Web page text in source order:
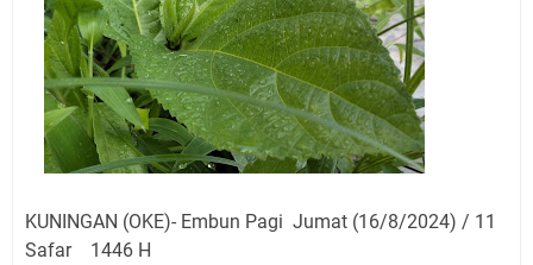
Rabu 5 Agustus 2026 Masing-masing Dua Acara
Ini Lokasi Samling Kuningan Rabu 5 Agustus 2026
Uniku Jadi Tuan Rumah Pendampingan Penyusunan
Dokumen SPMI
Sudahkah Kita Merdeka Dari Hawa Nafsu?
KUNINGAN (OKE)- Embun Pagi Jumat (16/8/2024) / 11
Safar 1446 H